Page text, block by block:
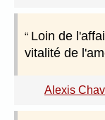
Loin de
vitalité de
Alexis